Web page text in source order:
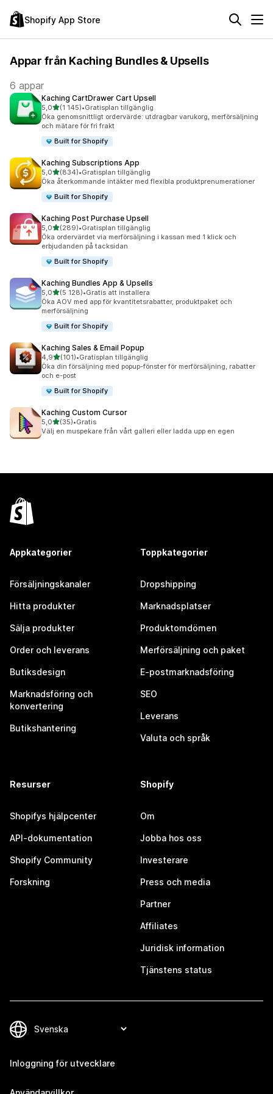
Shopify App Store
Appar från Kaching Bundles & Upsells
6 appar
Kaching CartDrawer Cart Upsell
5,0av 5 stjärnor
(1 145)
1145 recensioner totalt
•Gratisplan tillgänglig
Öka genomsnittligt ordervärde: utdragbar varukorg, merförsäljning
och mätare för fri frakt
Built for Shopify
Kaching Subscriptions App
5,0av 5 stjärnor
(834)
834 recensioner totalt
•Gratisplan tillgänglig
Öka återkommande intäkter med flexibla produktprenumerationer
Built for Shopify
Kaching Post Purchase Upsell
5,0av 5 stjärnor
(289)
289 recensioner totalt
•Gratisplan tillgänglig
Öka ordervärdet via merförsäljning i kassan med 1 klick och
erbjudanden på tacksidan
Built for Shopify
Kaching Bundles App & Upsells
5,0av 5 stjärnor
(5 128)
5128 recensioner totalt
•Gratis att installera
Öka AOV med app för kvantitetsrabatter, produktpaket och
merförsäljning
Built for Shopify
Kaching Sales & Email Popup
4,9av 5 stjärnor
(101)
101 recensioner totalt
•Gratisplan tillgänglig
Öka din försäljning med popup-fönster för merförsäljning, rabatter
och e-post
Built for Shopify
Kaching Custom Cursor
5,0av 5 stjärnor
(35)
35 recensioner totalt
•Gratis
Välj en muspekare från vårt galleri eller ladda upp en egen
Appkategorier
Försäljningskanaler
Hitta produkter
Sälja produkter
Order och leverans
Butiksdesign
Marknadsföring och
konvertering
Butikshantering
Toppkategorier
Dropshipping
Marknadsplatser
Produktomdömen
Merförsäljning och paket
E-postmarknadsföring
SEO
Leverans
Valuta och språk
Resurser
Shopifys hjälpcenter
API-dokumentation
Shopify Community
Forskning
Shopify
Om
Jobba hos oss
Investerare
Press och media
Partner
Affiliates
Juridisk information
Tjänstens status
Inloggning för utvecklare